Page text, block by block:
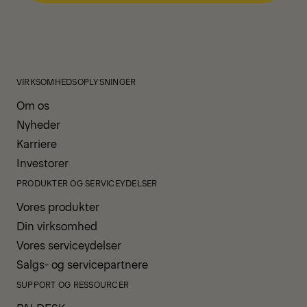
VIRKSOMHEDSOPLYSNINGER
Om os
Nyheder
Karriere
Investorer
PRODUKTER OG SERVICEYDELSER
Vores produkter
Din virksomhed
Vores serviceydelser
Salgs- og servicepartnere
SUPPORT OG RESSOURCER